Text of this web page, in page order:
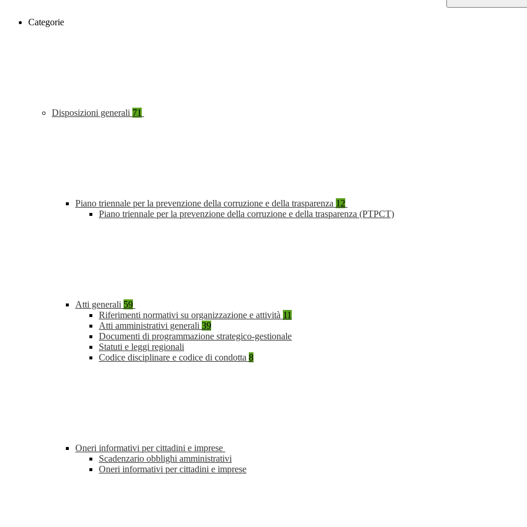
Categorie
Disposizioni generali 71
Piano triennale per la prevenzione della corruzione e della trasparenza 12
Piano triennale per la prevenzione della corruzione e della trasparenza (PTPCT)
Atti generali 59
Riferimenti normativi su organizzazione e attività 11
Atti amministrativi generali 39
Documenti di programmazione strategico-gestionale
Statuti e leggi regionali
Codice disciplinare e codice di condotta 8
Oneri informativi per cittadini e imprese
Scadenzario obblighi amministrativi
Oneri informativi per cittadini e imprese